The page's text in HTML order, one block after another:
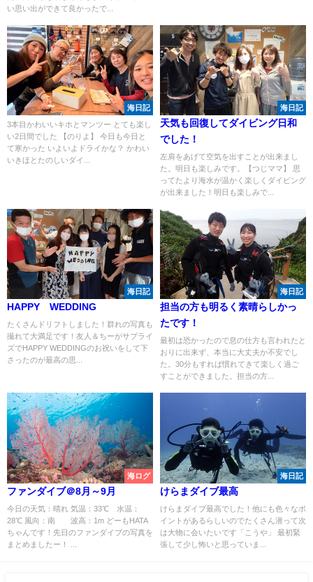
い思い出ができて良かったで...
海日記
3本目かわいいキホとマンツー とても楽し
い2日間でした 【のりよ】 今日も今日と
て寒かった いよいよドライかな？ かわい
いきほとたのしいダイ...
海日記
天気も回復してダイビング日和
でした！
左肩をあげて空気を出すことが出来まし
た。明日も楽しみです。【つじママ】 思
ってたより海水が温かく楽しくダイビング
が出来ました！明日も楽しみで...
海日記
HAPPY WEDDING
たくさんドリフトしました！群れの写真も
撮れて大満足です！友人＆ちーがサプライ
ズでHAPPY WEDDINGのお祝いをして下
さったのが最高の思...
海日記
担当の方も明るく素晴らしかっ
たです！
最初は恐かったので息の仕方も言われたと
おりに出来ず、本当に大丈夫か不安でし
た。30分もすれば慣れてきて楽しく過ご
すことができました。担当の方...
海ログ
ファンダイブ＠8月～9月
今日の天気：晴れ 気温：33℃ 水温：
28℃ 風向：南 波高：1m どーもHATA
ちゃんです！先日のファンダイブの写真を
まとめましたー！ ...
海日記
けらまダイブ最高
けらまダイブ最高でした！他にも色々なポ
イントがあるらしいのでたくさん潜って次
は大物に会いたいです「こうや」 最初緊
張して少し怖いと思っていま...